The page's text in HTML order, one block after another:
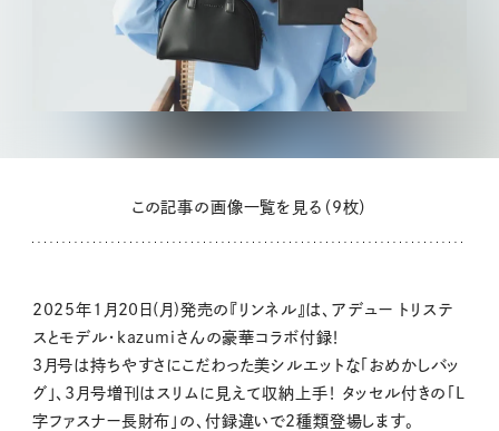
この記事の画像一覧を見る（9枚）
2025年1月20日(月)発売の『リンネル』は、アデュー トリステ
スとモデル・kazumiさんの豪華コラボ付録！
3月号は持ちやすさにこだわった美シルエットな「おめかしバッ
グ」、3月号増刊はスリムに見えて収納上手！ タッセル付きの「L
字ファスナー長財布」の、付録違いで2種類登場します。